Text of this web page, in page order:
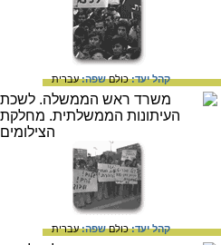
קהל יעד:כולםשפה:עברית
קהל יעד:כולםשפה:עברית